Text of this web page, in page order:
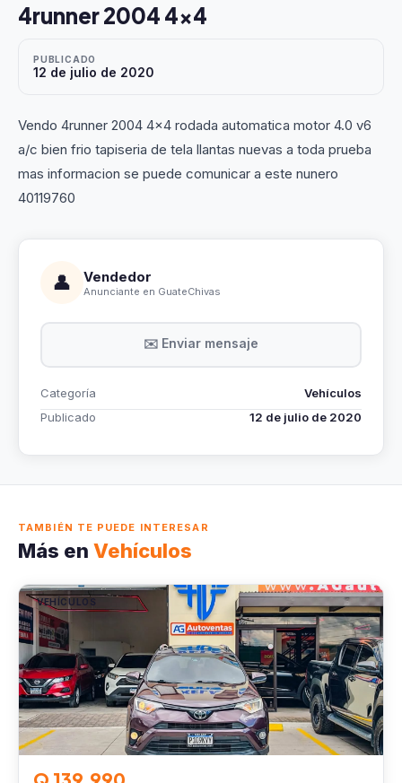
4runner 2004 4x4
PUBLICADO
12 de julio de 2020
Vendo 4runner 2004 4x4 rodada automatica motor 4.0 v6
a/c bien frio tapiseria de tela llantas nuevas a toda prueba
mas informacion se puede comunicar a este nunero
40119760
👤 Vendedor
Anunciante en GuateChivas
✉️ Enviar mensaje
Categoría
Vehículos
Publicado
12 de julio de 2020
TAMBIÉN TE PUEDE INTERESAR
Más en Vehículos
VEHÍCULOS